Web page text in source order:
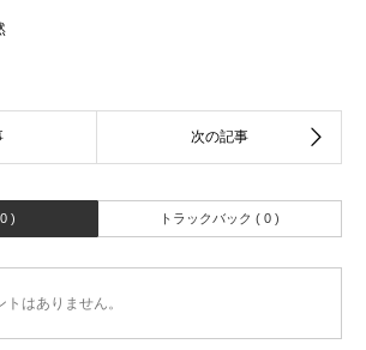
) トラックバック ( 0 )
はありません。